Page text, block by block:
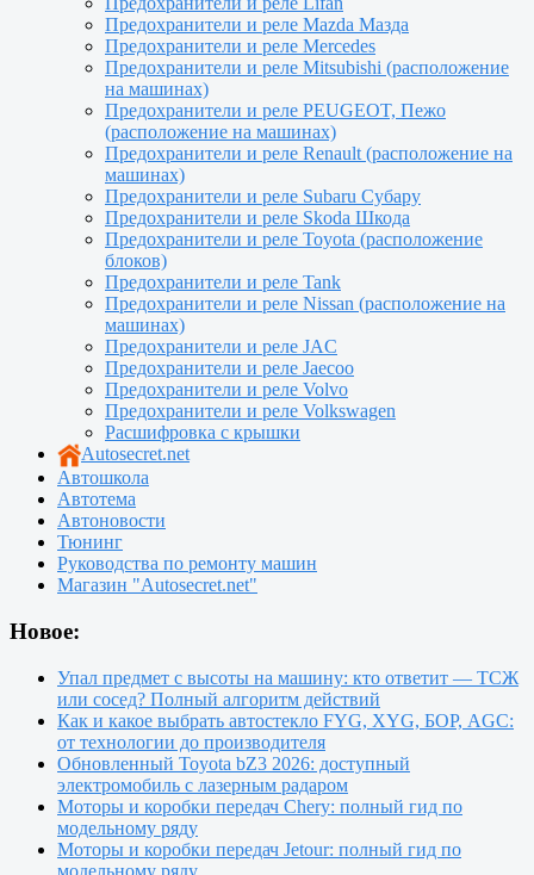
Предохранители и реле Mazda Мазда
Предохранители и реле Mercedes
Предохранители и реле Mitsubishi (расположение
на машинах)
Предохранители и реле PEUGEOT, Пежо
(расположение на машинах)
Предохранители и реле Renault (расположение на
машинах)
Предохранители и реле Subaru Субару
Предохранители и реле Skoda Шкода
Предохранители и реле Toyota (расположение
блоков)
Предохранители и реле Tank
Предохранители и реле Nissan (расположение на
машинах)
Предохранители и реле JAC
Предохранители и реле Jaecoo
Предохранители и реле Volvo
Предохранители и реле Volkswagen
Расшифровка с крышки
Autosecret.net
Автошкола
Автотема
Автоновости
Тюнинг
Руководства по ремонту машин
Магазин "Autosecret.net"
Новое:
Упал предмет с высоты на машину: кто ответит — ТСЖ
или сосед? Полный алгоритм действий
Как и какое выбрать автостекло FYG, XYG, БОР, AGC:
от технологии до производителя
Обновленный Toyota bZ3 2026: доступный
электромобиль с лазерным радаром
Моторы и коробки передач Chery: полный гид по
модельному ряду
Моторы и коробки передач Jetour: полный гид по
модельному ряду